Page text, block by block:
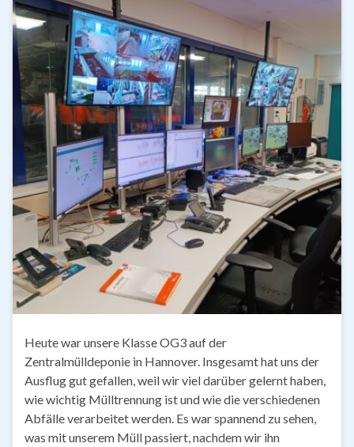
Heute war unsere Klasse OG3 auf der
Zentralmülldeponie in Hannover. Insgesamt hat uns der
Ausflug gut gefallen, weil wir viel darüber gelernt haben,
wie wichtig Mülltrennung ist und wie die verschiedenen
Abfälle verarbeitet werden. Es war spannend zu sehen,
was mit unserem Müll passiert, nachdem wir ihn